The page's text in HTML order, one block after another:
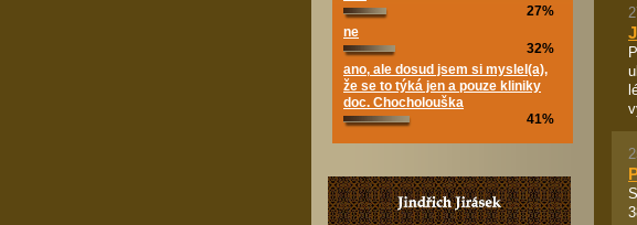
27%
ne
32%
ano, ale dosud jsem si myslel(a),
že se to týká jen a pouze kliniky
doc. Chocholouška
41%